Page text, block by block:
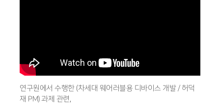
연구원에서 수행한 (차세대 웨어러블용 디바이스 개발 / 허덕
재 PM) 과제 관련,